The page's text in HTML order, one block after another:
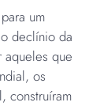
um
declínio da
aqueles que
os
construíram